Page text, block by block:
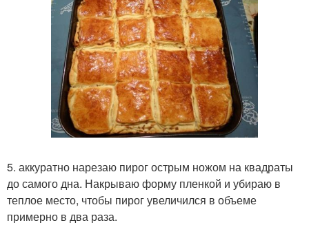
5. аккуратно нарезаю пирог острым ножом на квадраты
до самого дна. Накрываю форму пленкой и убираю в
теплое место, чтобы пирог увеличился в объеме
примерно в два раза.